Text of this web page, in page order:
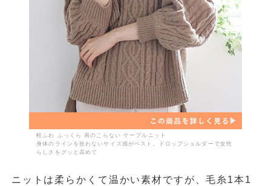
軽ふわ ふっくら 肩のこらない ケーブルニット
身体のラインを拾わないサイズ感がベスト。ドロップショルダーで女性
らしさをグッと高めて
ニットは柔らかくて温かい素材ですが、毛糸1本1